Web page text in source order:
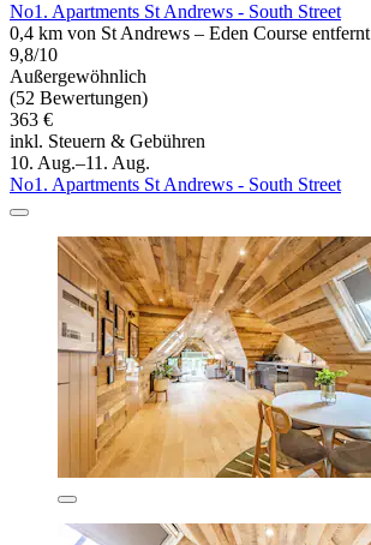
No1. Apartments St Andrews - South Street
0,4 km von St Andrews – Eden Course entfernt
9,8/10
Außergewöhnlich
(52 Bewertungen)
363 €
inkl. Steuern & Gebühren
10. Aug.–11. Aug.
No1. Apartments St Andrews - South Street